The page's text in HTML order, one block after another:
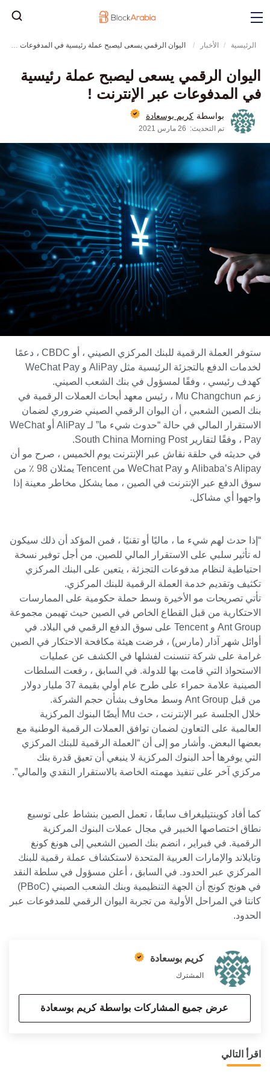
الرئيسية الأخبار اليوان الرقمي يسعى ليصبح عملة رئيسية في المدفوعات عبر الإنترنت !
اليوان الرقمي يسعى ليصبح عملة رئيسية
في المدفوعات عبر الإنترنت !
بواسطة كريم بوسعادة
تم التحديث: 26 مارس 2021
ستوفر العملة الرقمية للبنك المركزي الصيني ، أو CBDC ، دعمًا
لخدمات الدفع بالتجزئة الرئيسية مثل AliPay و WeChat Pay
كهدف رئيسي ، وفقًا لمسؤول في بنك الشعب الصيني.
زعم Mu Changchun ، رئيس معهد أبحاث العملات الرقمية في
بنك الصين الشعبي ، أن اليوان الرقمي الصيني ضروري لضمان
الاستقرار المالي في حالة “حدوث شيء ما” لـ AliPay أو WeChat
Pay ، وفقًا لتقارير South China Morning Post.
في حديثه في حلقة نقاش عبر الإنترنت يوم الخميس ، صرح مو أن
Alibaba’s Alipay و WeChat Pay من Tencent يمثلان 98 ٪ من
سوق الدفع عبر الإنترنت في الصين ، مما يشكل مخاطر معينة إذا
واجهوا أي مشاكل.
“إذا حدث لهم شيء ما ، ماليًا أو تقنيًا ، فمن المؤكد أن ذلك سيكون
له تأثير سلبي على الاستقرار المالي للصين. من أجل توفير نسخة
احتياطية لنظام مدفوعات التجزئة ، يتعين على البنك المركزي
تكثيف وتقديم خدمة العملة الرقمية للبنك المركزي.
تأتي تصريحات مو الأخيرة وسط حملة حكومية على الممارسات
الاحتكارية من قبل القطاع الخاص في الصين حيث تهيمن مجموعة
Ant Group و Tencent على سوق الدفع الرقمي في البلاد. في
أوائل شهر آذار (مارس) ، فرضت هيئة مكافحة الاحتكار في الصين
غرامة على شركة تنسنت لفشلها في الكشف عن عمليات
الاستحواذ التي قامت بها للدولة. في السابق ، رفعت السلطات
الصينية علامة حمراء على طرح عام أولي بقيمة 37 مليار دولار
من قبل Ant Group وسط مخاوف بشأن حجم الشركة.
خلال الجلسة عبر الإنترنت ، حث Mu أيضًا البنوك المركزية
العالمية على التعاون لضمان توافق العملات الرقمية الوطنية مع
بعضها البعض. وأشار مو إلى أن “العملة الرقمية للبنك المركزي
التي يوفرها أحد البنوك المركزية لا ينبغي أن تعيق قدرة بنك
مركزي آخر على تنفيذ مهمته الخاصة بالاستقرار النقدي والمالي”.
كما أفاد كوينتيليغراف سابقًا ، تعمل الصين بنشاط على توسيع
نطاق اختصاصها الخبير في مجال عملات البنوك المركزية
الرقمية. في فبراير ، انضم بنك الصين الشعبي إلى هونغ كونغ
وتايلاند والإمارات العربية المتحدة لاستكشاف عملة رقمية للبنك
المركزي عبر الحدود. في السابق ، أعلن مسؤول في سلطة النقد
في هونج كونج أن الجهة التنظيمية وبنك الشعب الصيني (PBoC)
كانتا في المراحل الأولية من تجربة اليوان الرقمي للمدفوعات عبر
الحدود.
كريم بوسعادة
المشترك
عرض جميع المشاركات بواسطة كريم بوسعادة
اقرأ التالي